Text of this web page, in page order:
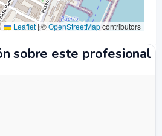
Leaflet |©OpenStreetMapcontributors
sobre este profesional